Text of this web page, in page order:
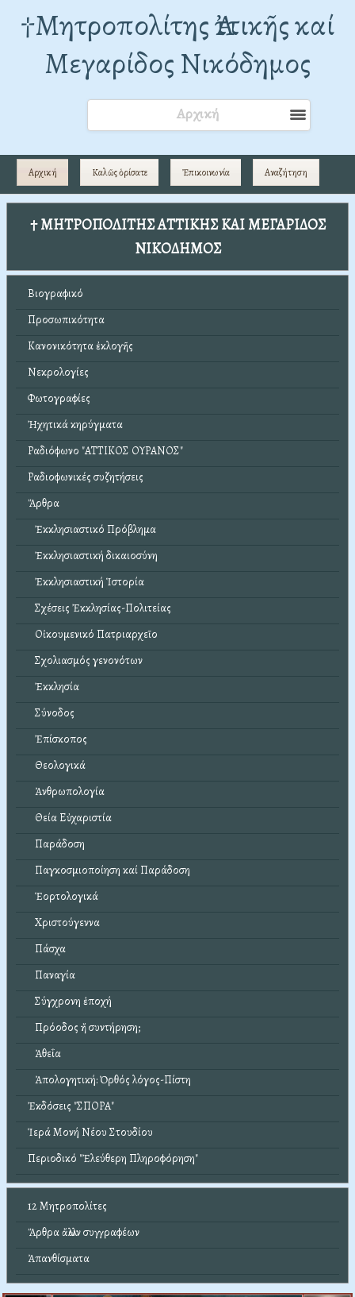
†Mητροπολίτης Ἀττικῆς καί
Μεγαρίδος Νικόδημος
Αρχική
Αρχική Καλῶς ὁρίσατε Ἐπικοινωνία Αναζήτηση
† ΜΗΤΡΟΠΟΛΙΤΗΣ ΑΤΤΙΚΗΣ ΚΑΙ ΜΕΓΑΡΙΔΟΣ
ΝΙΚΟΔΗΜΟΣ
Βιογραφικό
Προσωπικότητα
Κανονικότητα ἐκλογῆς
Νεκρολογίες
Φωτογραφίες
Ἠχητικά κηρύγματα
Ραδιόφωνο "ΑΤΤΙΚΟΣ ΟΥΡΑΝΟΣ"
Ραδιοφωνικές συζητήσεις
Ἄρθρα
Ἐκκλησιαστικό Πρόβλημα
Ἐκκλησιαστική δικαιοσύνη
Ἐκκλησιαστική Ἱστορία
Σχέσεις Ἐκκλησίας-Πολιτείας
Οἰκουμενικό Πατριαρχεῖο
Σχολιασμός γενονότων
Ἐκκλησία
Σύνοδος
Ἐπίσκοπος
Θεολογικά
Ἀνθρωπολογία
Θεία Εὐχαριστία
Παράδοση
Παγκοσμιοποίηση καί Παράδοση
Ἑορτολογικά
Χριστούγεννα
Πάσχα
Παναγία
Σύγχρονη ἐποχή
Πρόοδος ἤ συντήρηση;
Ἀθεΐα
Ἀπολογητική: Ὀρθός λόγος-Πίστη
Ἐκδόσεις "ΣΠΟΡΑ"
Ἱερά Μονή Νέου Στουδίου
Περιοδικό "Ἐλεύθερη Πληροφόρηση"
12 Μητροπολίτες
Ἄρθρα ἄλλων συγγραφέων
Ἀπανθίσματα